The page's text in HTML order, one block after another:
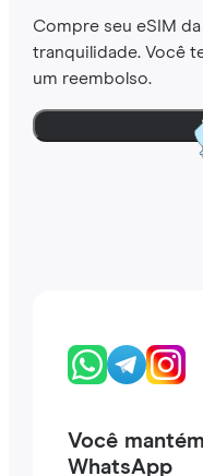
Compre seu eSIM
tranquilidade. Você
um reembolso.
Você
WhatsApp